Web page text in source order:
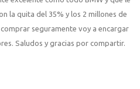
la quita del 35% y los 2 millones de
seguramente voy a encargar
Saludos y gracias por compartir.